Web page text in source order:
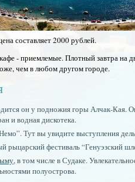
составляет 2000 рублей.
- приемлемые. Плотный завтра на
чем в любом другом городе.
он у подножия горы Алчак-Кая.
и водная дискотека.
Тут вы увидите выступления
фестиваль “Генуэзский
, в том числе в Судаке.
полуострова.